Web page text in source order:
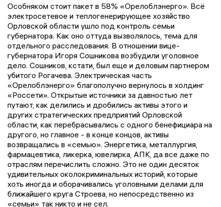
Особняком стоит пакет в 58% «Орелоблэнерго». Всё
электросетевое и теплогенерирующее хозяйство
Орловской области ушло под контроль семьи
губернатора. Как оно оттуда вызволялось, тема для
отдельного расследования. В отношении вице-
губернатора Игоря Сошникова возбудили уголовное
дело. Сошников, кстати, был еще и деловым партнером
убитого Рогачева. Электрическая часть
«Орелоблэнерго» благополучно вернулось в холдинг
«Россети». Открытые источники за давностью лет
путают, как делились и дробились активы этого и
других стратегических предприятий Орловской
области, как перебрасывались с одного бенефициара на
другого, но главное - в конце концов, активы
возвращались в «семью». Энергетика, металлургия,
фармацевтика, ликерка, ювелирка, АПК, да все даже по
отраслям перечислить сложно. Это не один десяток
удивительных околокриминальных историй, которые
хоть иногда и оборачивались уголовными делами для
ближайшего круга Строева, но непосредственно из
«семьи» так никто и не сел.